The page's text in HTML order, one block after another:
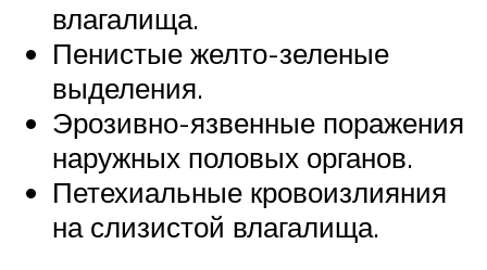
влагалища.
Пенистые желто-зеленые
выделения.
Эрозивно-язвенные поражения
наружных половых органов.
Петехиальные кровоизлияния
на слизистой влагалища.